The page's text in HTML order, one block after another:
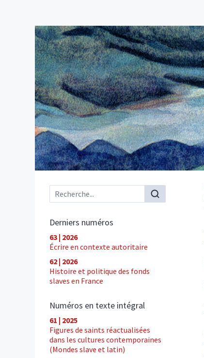
Menu principal
Derniers numéros
63 | 2026
Écrire en contexte autoritaire
62 | 2026
Histoire et politique des fonds
slaves en France
Numéros en texte intégral
61 | 2025
Figures de saints réactualisées
dans les cultures contemporaines
(Mondes slave et latin)